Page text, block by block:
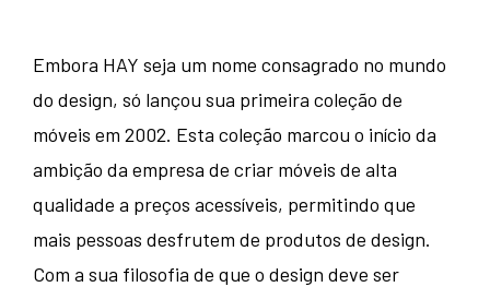
Embora HAY seja um nome consagrado no mundo
do design, só lançou sua primeira coleção de
móveis em 2002. Esta coleção marcou o início da
ambição da empresa de criar móveis de alta
qualidade a preços acessíveis, permitindo que
mais pessoas desfrutem de produtos de design.
Com a sua filosofia de que o design deve ser